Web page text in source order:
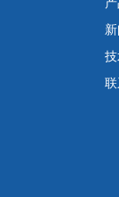
联